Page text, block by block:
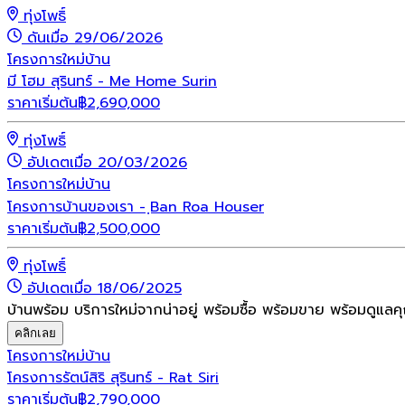
ทุ่งโพธิ์
ดันเมื่อ 29/06/2026
โครงการใหม่บ้าน
มี โฮม สุรินทร์ - Me Home Surin
ราคาเริ่มต้น฿2,690,000
ทุ่งโพธิ์
อัปเดตเมื่อ 20/03/2026
โครงการใหม่บ้าน
โครงการบ้านของเรา - ฺBan Roa Houser
ราคาเริ่มต้น฿2,500,000
ทุ่งโพธิ์
อัปเดตเมื่อ 18/06/2025
บ้านพร้อม บริการใหม่จากน่าอยู่ พร้อมซื้อ พร้อมขาย พร้อมดูแล
คลิกเลย
โครงการใหม่บ้าน
โครงการรัตน์สิริ สุรินทร์ - Rat Siri
ราคาเริ่มต้น฿2,790,000